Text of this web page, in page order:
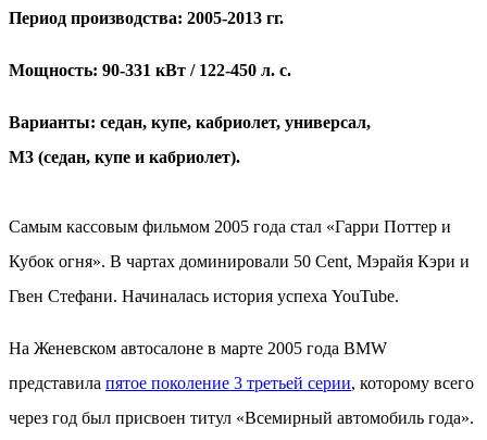
Период производства: 2005-2013 гг.
Мощность: 90-331 кВт / 122-450 л. с.
Варианты: седан, купе, кабриолет, универсал,
М3 (седан, купе и кабриолет).
Самым кассовым фильмом 2005 года стал «Гарри Поттер и
Кубок огня». В чартах доминировали 50 Cent, Мэрайя Кэри и
Гвен Стефани. Начиналась история успеха YouTube.
На Женевском автосалоне в марте 2005 года BMW
представила пятое поколение 3 третьей серии, которому всего
через год был присвоен титул «Всемирный автомобиль года».